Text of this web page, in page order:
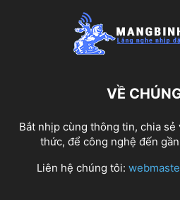
VỀ
Bắt nhịp cùng thông tin, chia sẻ
thức, để công nghệ đến
Liên hệ chúng tôi: